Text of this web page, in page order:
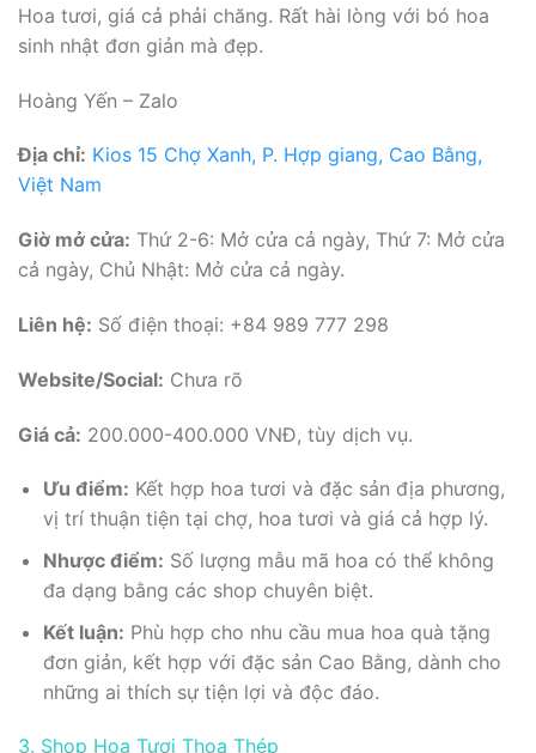
Hoa tươi, giá cả phải chăng. Rất hài lòng với bó hoa
sinh nhật đơn giản mà đẹp.
Hoàng Yến – Zalo
Địa chỉ: Kios 15 Chợ Xanh, P. Hợp giang, Cao Bằng,
Việt Nam
Giờ mở cửa: Thứ 2-6: Mở cửa cả ngày, Thứ 7: Mở cửa
cả ngày, Chủ Nhật: Mở cửa cả ngày.
Liên hệ: Số điện thoại: +84 989 777 298
Website/Social: Chưa rõ
Giá cả: 200.000-400.000 VNĐ, tùy dịch vụ.
Ưu điểm: Kết hợp hoa tươi và đặc sản địa phương,
vị trí thuận tiện tại chợ, hoa tươi và giá cả hợp lý.
Nhược điểm: Số lượng mẫu mã hoa có thể không
đa dạng bằng các shop chuyên biệt.
Kết luận: Phù hợp cho nhu cầu mua hoa quà tặng
đơn giản, kết hợp với đặc sản Cao Bằng, dành cho
những ai thích sự tiện lợi và độc đáo.
3. Shop Hoa Tươi Thoa Thép